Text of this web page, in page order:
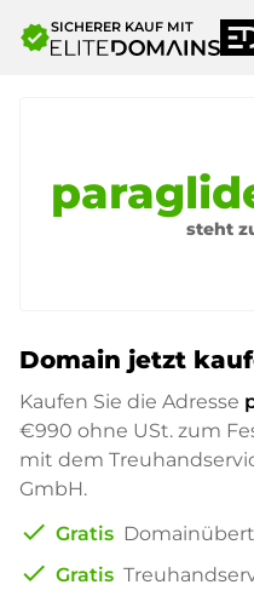
verifiedSICHERER KAUF MIT
steht
Domain jetzt
Kaufen Sie die Adresse
€990 ohne USt. zum
mit dem
GmbH.
check Gratis
check Gratis